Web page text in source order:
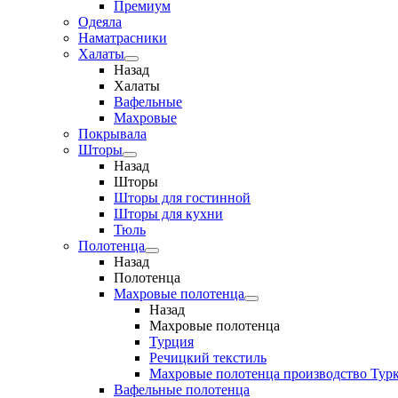
Премиум
Одеяла
Наматрасники
Халаты
Назад
Халаты
Вафельные
Махровые
Покрывала
Шторы
Назад
Шторы
Шторы для гостинной
Шторы для кухни
Тюль
Полотенца
Назад
Полотенца
Махровые полотенца
Назад
Махровые полотенца
Турция
Речицкий текстиль
Махровые полотенца производство
Вафельные полотенца